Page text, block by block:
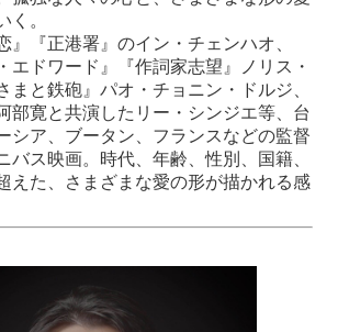
く。
』『正港署』のイン・チェンハオ、
エドワード』『作詞家志望』ノリス・
まと鉄砲』パオ・チョニン・ドルジ、
部寛と共演したリー・シンジエ等、台
シア、ブータン、フランスなどの監督
バス映画。時代、年齢、性別、国籍、
えた、さまざまな愛の形が描かれる感